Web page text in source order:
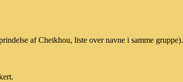
af Cheikhou, liste over navne i samme gruppe).